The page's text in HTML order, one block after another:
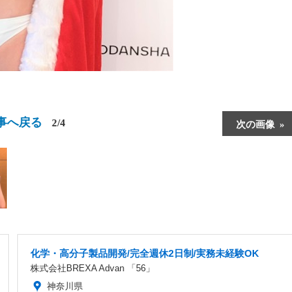
次の画像
へ戻る 2/4
化学・高分子製品開発/完全週休2日制/実務未経験OK
株式会社BREXA Advan 「56」
神奈川県